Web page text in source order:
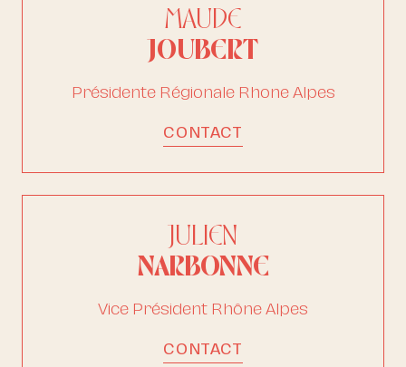
MAUDE
JOUBERT
Présidente Régionale Rhone Alpes
CONTACT
JULIEN
NARBONNE
Vice Président Rhône Alpes
CONTACT